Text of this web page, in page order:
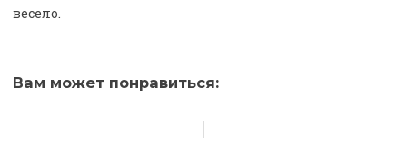
весело.
Вам может понравиться: